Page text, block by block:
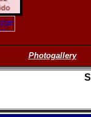
Photogallery